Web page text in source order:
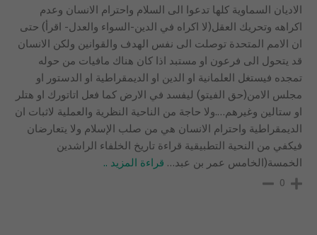
الاديان السماوية كلها تدعوا الى السلام واحترام الانسان وعدم
اكراهه وتحريك العقل(لا اكراه في الدين-السواء والعدل- اقرأ) حتى
ان الامم المتحدة توصلت الى نفس الهدف والقوانين ولكن الانسان
قد يتحول الى فرعون او مستبد اذا كان هناك مافيات من حوله
تمجده فيستغل العلمانية او الدين او الديمقراطية او الدستور او
مجلس الامن(حق الفيتو) ليفسد في الارض كما فعل اتاتورك او هتلر
او ستالين وغيرهم….ولا حاجة من الناحية النظرية والعملية لاثبات ان
الديمقراطية واحترام الانسان هي من صلب الإسلام ولا يتعارضان
فيكفي من النحية التطبيقية قراءة تاريخ الخلفاء الراشدين
الخمسة(الخامس عمر بن عبد… قراءة المزيد ..
0